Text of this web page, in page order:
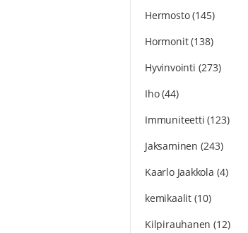
Hermosto(145)
Hormonit(138)
Hyvinvointi (273)
Iho(44)
Immuniteetti (123)
Jaksaminen (243)
Kaarlo Jaakkola (4)
kemikaalit(10)
Kilpirauhanen (12)